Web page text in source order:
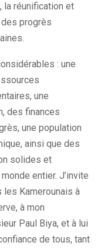
la réunification et
des progrès
: une
une
des finances
une population
ainsi que des
solides et
entier. J’invite
Kamerounais à
à mon
Paul Biya, et à lui
de tous, tant